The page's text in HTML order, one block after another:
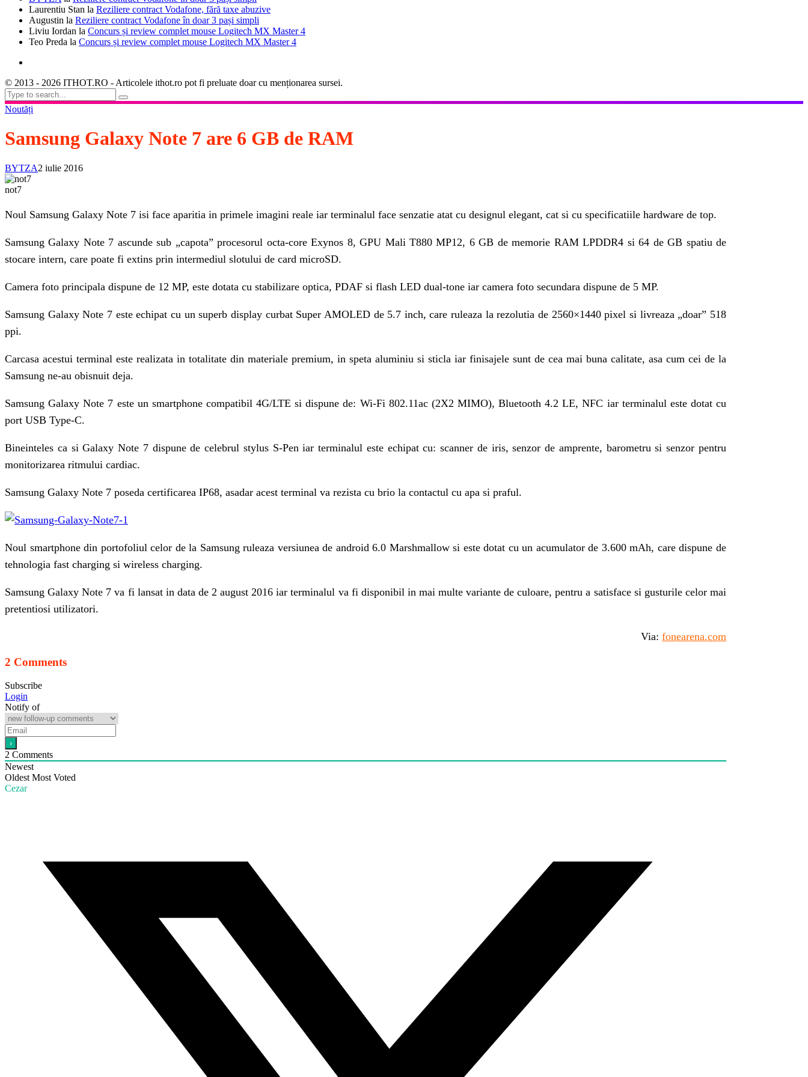
Laurentiu Stan la Reziliere contract Vodafone, fără taxe abuzive
Augustin la Reziliere contract Vodafone în doar 3 pași simpli
Liviu Iordan la Concurs și review complet mouse Logitech MX Master 4
Teo Preda la Concurs și review complet mouse Logitech MX Master 4
© 2013 - 2026 ITHOT.RO - Articolele ithot.ro pot fi preluate doar cu menționarea sursei.
Noutăți
Samsung Galaxy Note 7 are 6 GB de RAM
BYTZA2 iulie 2016
not7
Noul Samsung Galaxy Note 7 isi face aparitia in primele imagini reale iar terminalul face senzatie atat cu designul elegant, cat si cu specificatiile hardware de top.
Samsung Galaxy Note 7 ascunde sub „capota” procesorul octa-core Exynos 8, GPU Mali T880 MP12, 6 GB de memorie RAM LPDDR4 si 64 de GB spatiu de
stocare intern, care poate fi extins prin intermediul slotului de card microSD.
Camera foto principala dispune de 12 MP, este dotata cu stabilizare optica, PDAF si flash LED dual-tone iar camera foto secundara dispune de 5 MP.
Samsung Galaxy Note 7 este echipat cu un superb display curbat Super AMOLED de 5.7 inch, care ruleaza la rezolutia de 2560×1440 pixel si livreaza „doar” 518
ppi.
Carcasa acestui terminal este realizata in totalitate din materiale premium, in speta aluminiu si sticla iar finisajele sunt de cea mai buna calitate, asa cum cei de la
Samsung ne-au obisnuit deja.
Samsung Galaxy Note 7 este un smartphone compatibil 4G/LTE si dispune de: Wi-Fi 802.11ac (2X2 MIMO), Bluetooth 4.2 LE, NFC iar terminalul este dotat cu
port USB Type-C.
Bineinteles ca si Galaxy Note 7 dispune de celebrul stylus S-Pen iar terminalul este echipat cu: scanner de iris, senzor de amprente, barometru si senzor pentru
monitorizarea ritmului cardiac.
Samsung Galaxy Note 7 poseda certificarea IP68, asadar acest terminal va rezista cu brio la contactul cu apa si praful.
Noul smartphone din portofoliul celor de la Samsung ruleaza versiunea de android 6.0 Marshmallow si este dotat cu un acumulator de 3.600 mAh, care dispune de
tehnologia fast charging si wireless charging.
Samsung Galaxy Note 7 va fi lansat in data de 2 august 2016 iar terminalul va fi disponibil in mai multe variante de culoare, pentru a satisface si gusturile celor mai
pretentiosi utilizatori.
Via: fonearena.com
2 Comments
Subscribe
Login
Notify of
2 Comments
Newest
Oldest Most Voted
Cezar